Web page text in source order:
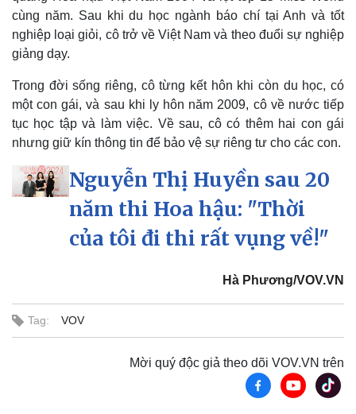
cùng năm. Sau khi du học ngành báo chí tại Anh và tốt
nghiệp loại giỏi, cô trở về Việt Nam và theo đuổi sự nghiệp
giảng dạy.
Trong đời sống riêng, cô từng kết hôn khi còn du học, có
một con gái, và sau khi ly hôn năm 2009, cô về nước tiếp
tục học tập và làm việc. Về sau, cô có thêm hai con gái
nhưng giữ kín thông tin để bảo vệ sự riêng tư cho các con.
Nguyễn Thị Huyền sau 20
năm thi Hoa hậu: "Thời
của tôi đi thi rất vụng về!"
Hà Phương/VOV.VN
Tag: VOV
Mời quý độc giả theo dõi VOV.VN trên